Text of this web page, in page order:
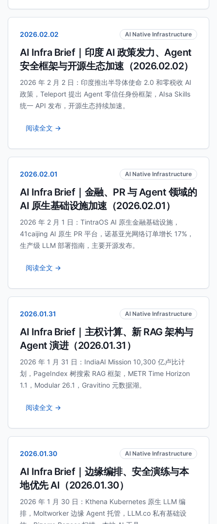
2026.02.02 AI Native Infrastructure
AI Infra Brief｜印度 AI 政策发力、Agent
安全框架与开源生态加速（2026.02.02）
2026 年 2 月 2 日：印度推出半导体使命 2.0 和零税收 AI
政策，Teleport 提出 Agent 零信任身份框架，AIsa Skills
统一 API 发布，开源生态持续加速。
阅读全文 →
2026.02.01 AI Native Infrastructure
AI Infra Brief｜金融、PR 与 Agent 领域的
AI 原生基础设施加速（2026.02.01）
2026 年 2 月 1 日：TintraOS AI 原生金融基础设施，
41caijing AI 原生 PR 平台，诺基亚光网络订单增长 17%，
生产级 LLM 部署指南，主要开源发布。
阅读全文 →
2026.01.31 AI Native Infrastructure
AI Infra Brief｜主权计算、新 RAG 架构与
Agent 演进（2026.01.31）
2026 年 1 月 31 日：IndiaAI Mission 10,300 亿卢比计
划，PageIndex 树搜索 RAG 框架，METR Time Horizon
1.1，Modular 26.1，Gravitino 元数据湖。
阅读全文 →
2026.01.30 AI Native Infrastructure
AI Infra Brief｜边缘编排、安全演练与本
地优先 AI（2026.01.30）
2026 年 1 月 30 日：Kthena Kubernetes 原生 LLM 编
排，Moltworker 边缘 Agent 托管，LLM.co 私有基础设